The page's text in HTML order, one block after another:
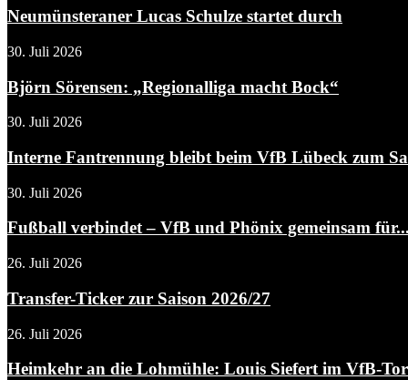
Neumünsteraner Lucas Schulze startet durch
30. Juli 2026
Björn Sörensen: „Regionalliga macht Bock“
30. Juli 2026
Interne Fantrennung bleibt beim VfB Lübeck zum
30. Juli 2026
Fußball verbindet – VfB und Phönix gemeinsam für...
26. Juli 2026
Transfer-Ticker zur Saison 2026/27
26. Juli 2026
Heimkehr an die Lohmühle: Louis Siefert im VfB-